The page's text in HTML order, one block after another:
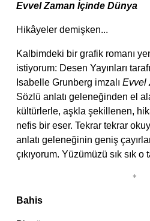
Evvel Zaman İçinde Dünya
Hikâyeler demişken...
Kalbimdeki bir grafik romanı
istiyorum: Desen Yayınları
Isabelle Grunberg imzalı Evvel
Sözlü anlatı geleneğinden el
kültürlerle, aşkla şekillenen,
nefis bir eser. Tekrar tekrar
anlatı geleneğinin geniş
çıkıyorum. Yüzümüzü sık sık
*
Bahis